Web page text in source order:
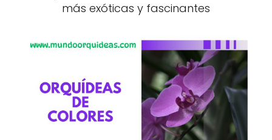
más exóticas y fascinantes